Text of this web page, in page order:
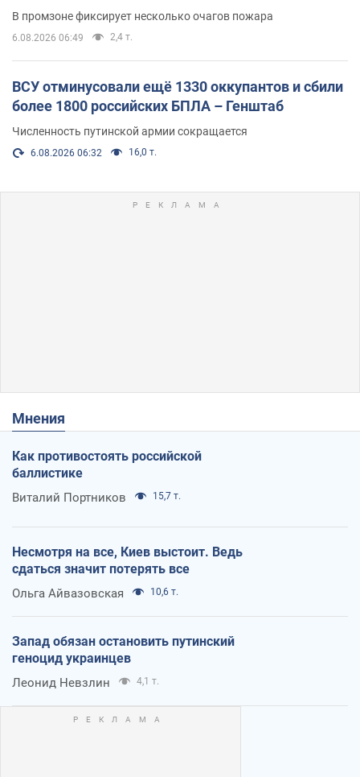
В промзоне фиксирует несколько очагов пожара
6.08.2026 06:49 2,4 т.
ВСУ отминусовали ещё 1330 оккупантов и сбили
более 1800 российских БПЛА – Генштаб
Численность путинской армии сокращается
6.08.2026 06:32 16,0 т.
Мнения
Как противостоять российской
баллистике
Виталий Портников 15,7 т.
Несмотря на все, Киев выстоит. Ведь
сдаться значит потерять все
Ольга Айвазовская 10,6 т.
Запад обязан остановить путинский
геноцид украинцев
Леонид Невзлин 4,1 т.